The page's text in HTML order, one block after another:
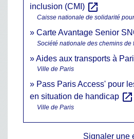
inclusion (CMI) open_in_new
Caisse nationale de solidarité
Carte Avantage Senior
Société nationale des chemins de
Aides aux transports à
Ville de Paris
Pass Paris Access' pour
en situation de handicap open_in_new
Ville de Paris
Signaler une